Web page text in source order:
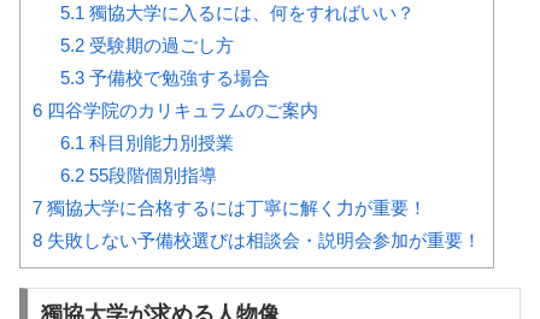
5.1 獨協大学に入るには、何をすればいい？
5.2受験期の過ごし方
5.3予備校で勉強する場合
6 四谷学院のカリキュラムのご案内
6.1 科目別能力別授業
6.255段階個別指導
7 獨協大学に合格するには丁寧に解く力が重要！
8 失敗しない予備校選びは相談会・説明会参加が重要！